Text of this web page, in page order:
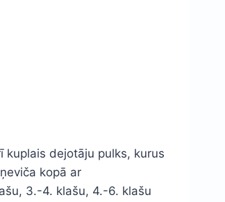
dejotāju pulks, kurus
kopā ar
3.-4. klašu, 4.-6. klašu